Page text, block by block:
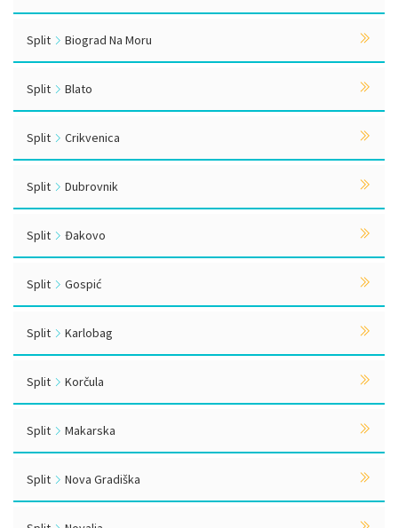
Split Biograd Na Moru
Split Blato
Split Crikvenica
Split Dubrovnik
Split Đakovo
Split Gospić
Split Karlobag
Split Korčula
Split Makarska
Split Nova Gradiška